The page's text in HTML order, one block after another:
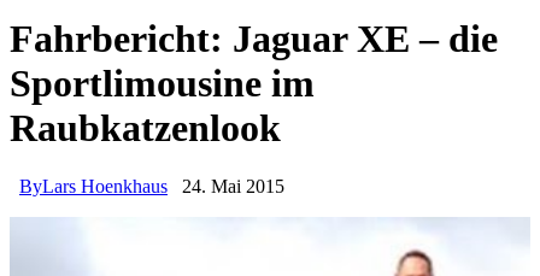
Fahrbericht: Jaguar XE – die
Sportlimousine im
Raubkatzenlook
ByLars Hoenkhaus 24. Mai 2015